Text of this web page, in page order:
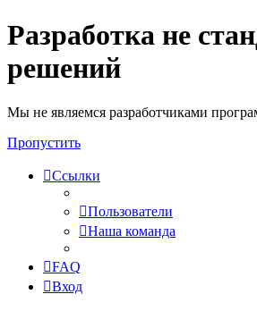
Разработка не
решений
Мы не являемся разработчиками
Пропустить
Ссылки
Пользователи
Наша команда
FAQ
Вход